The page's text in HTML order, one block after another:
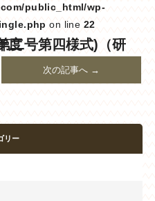
public_html/wp-
on line 22
28年度
次の記事へ →
リー